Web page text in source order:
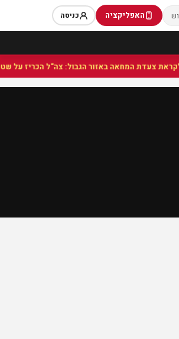
האפליקציה כניסה
המחאה באזור הגבול: צה"ל הכריז על שטח